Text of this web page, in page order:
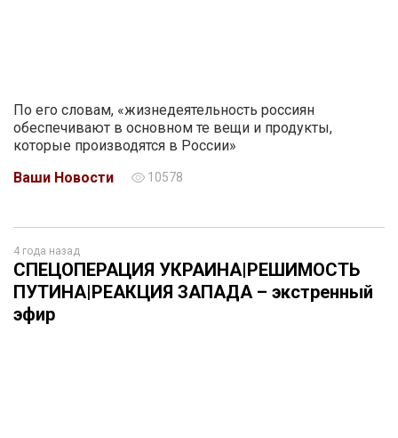
По его словам, «жизнедеятельность россиян
обеспечивают в основном те вещи и продукты,
которые производятся в России»
Ваши Новости
10578
4 года назад
СПЕЦОПЕРАЦИЯ УКРАИНА|РЕШИМОСТЬ
ПУТИНА|РЕАКЦИЯ ЗАПАДА – экстренный
эфир